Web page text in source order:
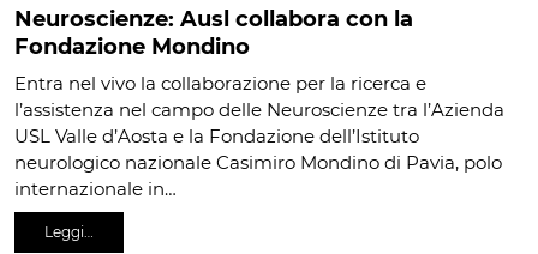
Neuroscienze: Ausl collabora con la
Fondazione Mondino
Entra nel vivo la collaborazione per la ricerca e
l’assistenza nel campo delle Neuroscienze tra l’Azienda
USL Valle d’Aosta e la Fondazione dell’Istituto
neurologico nazionale Casimiro Mondino di Pavia, polo
internazionale in…
Leggi…